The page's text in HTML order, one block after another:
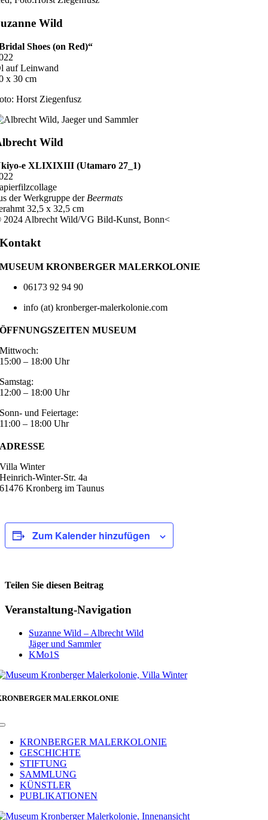
Wild
Shoes (on Red)“
auf Leinwand
x 30 cm
Horst Ziegenfusz
Wild
e XLIXIXIII (Utamaro 27_1)
der Werkgruppe der Beermats
32,5 x 32,5 cm
2024 Albrecht Wild/VG Bild-Kunst, Bonn<
Kontakt
MUSEUM KRONBERGER MALERKOLONIE
06173 92 94 90
info (at) kronberger-malerkolonie.com
ÖFFNUNGSZEITEN MUSEUM
Mittwoch:
15:00 – 18:00 Uhr
Samstag:
12:00 – 18:00 Uhr
Sonn- und Feiertage:
11:00 – 18:00 Uhr
ADRESSE
Villa Winter
Heinrich-Winter-Str. 4a
61476 Kronberg im Taunus
Zum Kalender hinzufügen
Teilen Sie diesen Beitrag
Facebook
Veranstaltung-Navigation
Suzanne Wild – Albrecht Wild
Jäger und Sammler
KMo1S
MALERKOLONIE
Toggle
NavigationKRONBERGER MALERKOLONIE
GESCHICHTE
STIFTUNG
SAMMLUNG
KÜNSTLER
PUBLIKATIONEN